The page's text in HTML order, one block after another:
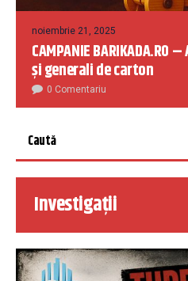
noiembrie 21, 2025
CAMPANIE
și generali de carton
0 Comentariu
Investigații